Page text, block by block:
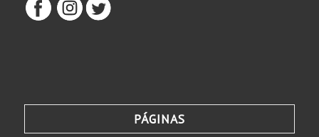
PÁGINAS